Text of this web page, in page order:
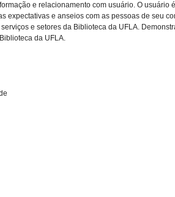
e relacionamento com usuário. O usuário
expectativas e anseios com as pessoas de seu
e setores da Biblioteca da UFLA.
da UFLA.